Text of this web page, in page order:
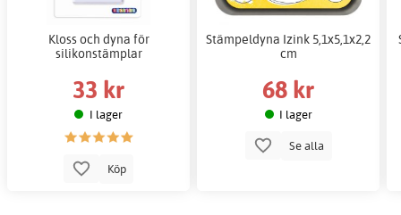
Kloss och dyna för
silikonstämplar
33 kr
I lager
Köp
Stämpeldyna Izink 5,1x5,1x2,2
cm
68 kr
I lager
Se alla